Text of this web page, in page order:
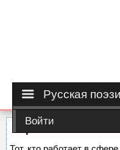
Русская
Войти